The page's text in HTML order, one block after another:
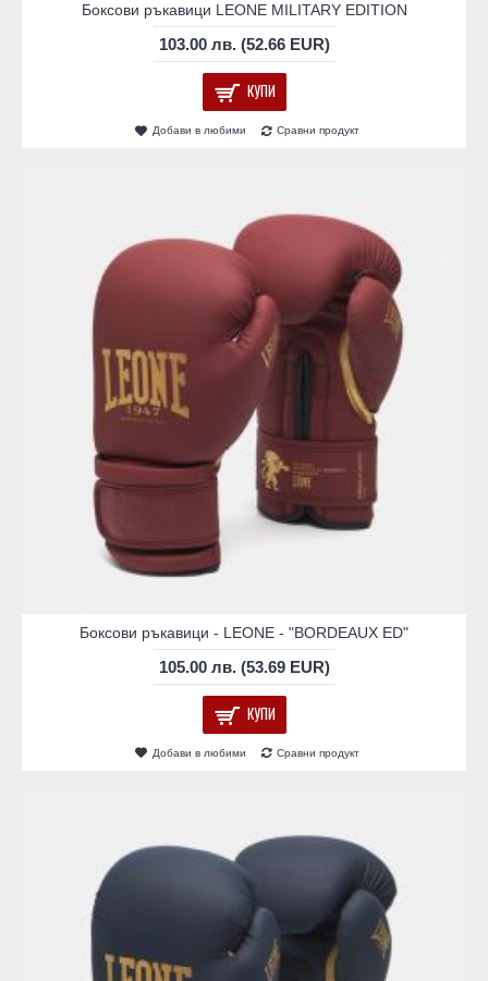
Боксови ръкавици LEONE MILITARY EDITION
103.00 лв. (52.66 EUR)
КУПИ
Добави в любими Сравни продукт
Боксови ръкавици - LEONE - "BORDEAUX ED"
105.00 лв. (53.69 EUR)
КУПИ
Добави в любими Сравни продукт